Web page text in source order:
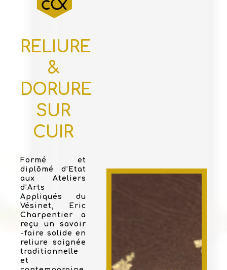
RELIURE
&
DORURE
SUR
CUIR
Formé et
diplômé d’Etat
aux Ateliers
d’Arts
Appliqués du
Vésinet, Eric
Charpentier a
reçu un savoir
-faire solide en
reliure soignée
traditionnelle
et